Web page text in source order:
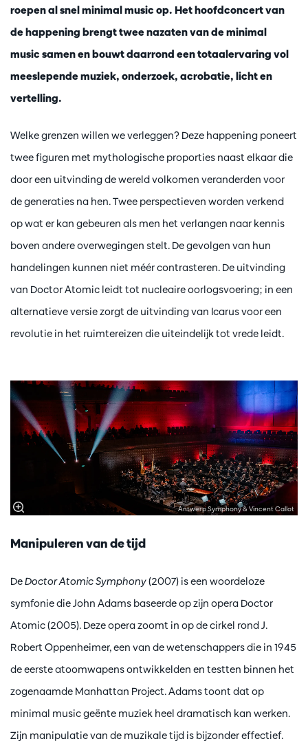
roepen al snel minimal music op. Het hoofdconcert van
de happening brengt twee nazaten van de minimal
music samen en bouwt daarrond een totaalervaring vol
meeslepende muziek, onderzoek, acrobatie, licht en
vertelling.
Welke grenzen willen we verleggen? Deze happening poneert
twee figuren met mythologische proporties naast elkaar die
door een uitvinding de wereld volkomen veranderden voor
de generaties na hen. Twee perspectieven worden verkend
op wat er kan gebeuren als men het verlangen naar kennis
boven andere overwegingen stelt. De gevolgen van hun
handelingen kunnen niet méér contrasteren. De uitvinding
van Doctor Atomic leidt tot nucleaire oorlogsvoering; in een
alternatieve versie zorgt de uitvinding van Icarus voor een
revolutie in het ruimtereizen die uiteindelijk tot vrede leidt.
Antwerp Symphony & Vincent Callot
Manipuleren van de tijd
DeDoctor Atomic Symphony(2007) is een woordeloze
symfonie die John Adams baseerde op zijn opera Doctor
Atomic (2005). Deze opera zoomt in op de cirkel rond J.
Robert Oppenheimer, een van de wetenschappers die in 1945
de eerste atoomwapens ontwikkelden en testten binnen het
zogenaamde Manhattan Project. Adams toont dat op
minimal music geënte muziek heel dramatisch kan werken.
Zijn manipulatie van de muzikale tijd is bijzonder effectief.